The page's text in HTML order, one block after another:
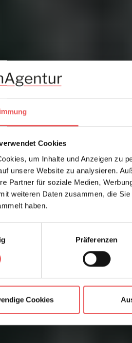
Cookies
um Inhalte und Anzeigen zu
unsere Website zu analysieren.
Partner für soziale Medien,
weiteren Daten zusammen, die
haben.
Präferenzen
Cookies